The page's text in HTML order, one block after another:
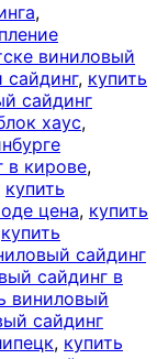
,
виниловый
, купить
сайдинг
хаус,
в кирове,
купить
цена, купить
купить
сайдинг
сайдинг в
виниловый
сайдинг
, купить